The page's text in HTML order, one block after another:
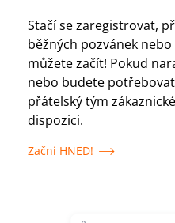
Stačí se zaregistrovat,
běžných pozvánek
můžete začít! Pokud
nebo budete
přátelský tým
dispozici.
Začni HNED!